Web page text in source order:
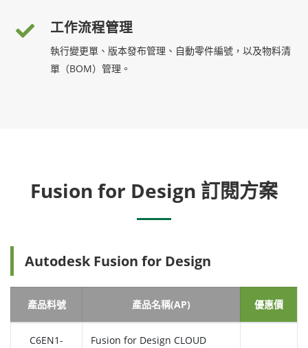
工作流程管理
執行變更單、版本發布管理、自動零件編號，以及物料清
單（BOM）管理。
Fusion for Design 訂閱方案
Autodesk Fusion for Design
產品料號 產品名稱(AP) 優惠價
C6EN1-
Fusion for Design CLOUD